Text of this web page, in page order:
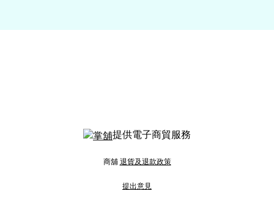
提供電子商貿服務
商舖 退貨及退款政策
提出意見